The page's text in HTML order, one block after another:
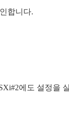
합니다.
에도 설정을